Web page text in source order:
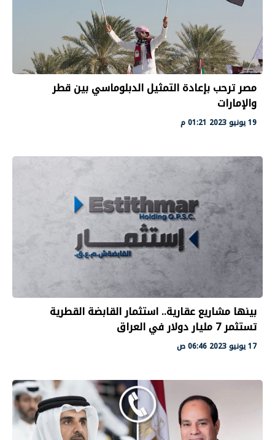
مصر ترحب بإعادة التمثيل الدبلوماسي بين قطر
والإمارات
19 يونيو 2023 01:21 م
بينها مشاريع عقارية.. استثمار القابضة القطرية
تستثمر 7 مليار دولار في العراق
17 يونيو 2023 06:46 ص